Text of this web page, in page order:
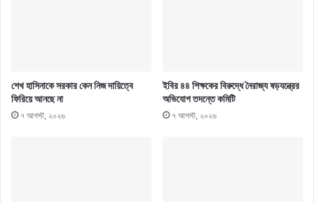
শেখ হাসিনাকে সরকার কেন নিজ দায়িত্বে
ফিরিয়ে আনছে না
৭ আগস্ট, ২০২৬
ইবির ৪৪ শিক্ষকের বিরুদ্ধে নৈরাজ্য ষড়যন্ত্রের
অভিযোগ তদন্তে কমিটি
৭ আগস্ট, ২০২৬